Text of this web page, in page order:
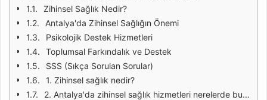
Zihinsel Sağlık Nedir?
Antalya'da Zihinsel Sağlığın Önemi
Psikolojik Destek Hizmetleri
Toplumsal Farkındalık ve Destek
SSS (Sıkça Sorulan Sorular)
1. Zihinsel sağlık nedir?
2. Antalya'da zihinsel sağlık hizmetleri nerelerde bulunabilir?